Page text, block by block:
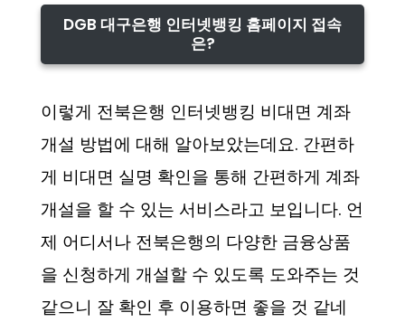
DGB 대구은행 인터넷뱅킹 홈페이지 접속
은?
이렇게 전북은행 인터넷뱅킹 비대면 계좌
개설 방법에 대해 알아보았는데요. 간편하
게 비대면 실명 확인을 통해 간편하게 계좌
개설을 할 수 있는 서비스라고 보입니다. 언
제 어디서나 전북은행의 다양한 금융상품
을 신청하게 개설할 수 있도록 도와주는 것
같으니 잘 확인 후 이용하면 좋을 것 같네